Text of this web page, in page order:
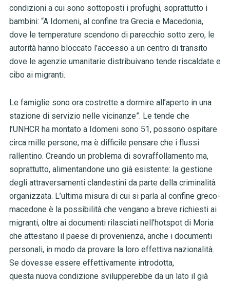
condizioni a cui sono sottoposti i profughi, soprattutto i
bambini: “A Idomeni, al confine tra Grecia e Macedonia,
dove le temperature scendono di parecchio sotto zero, le
autorità hanno bloccato l’accesso a un centro di transito
dove le agenzie umanitarie distribuivano tende riscaldate e
cibo ai migranti.
Le famiglie sono ora costrette a dormire all’aperto in una
stazione di servizio nelle vicinanze”. Le tende che
l’UNHCR ha montato a Idomeni sono 51, possono ospitare
circa mille persone, ma è difficile pensare che i flussi
rallentino. Creando un problema di sovraffollamento ma,
soprattutto, alimentandone uno già esistente: la gestione
degli attraversamenti clandestini da parte della criminalità
organizzata. L’ultima misura di cui si parla al confine greco-
macedone è la possibilità che vengano a breve richiesti ai
migranti, oltre ai documenti rilasciati nell’hotspot di Moria
che attestano il paese di provenienza, anche i documenti
personali, in modo da provare la loro effettiva nazionalità.
Se dovesse essere effettivamente introdotta,
questa nuova condizione svilupperebbe da un lato il già